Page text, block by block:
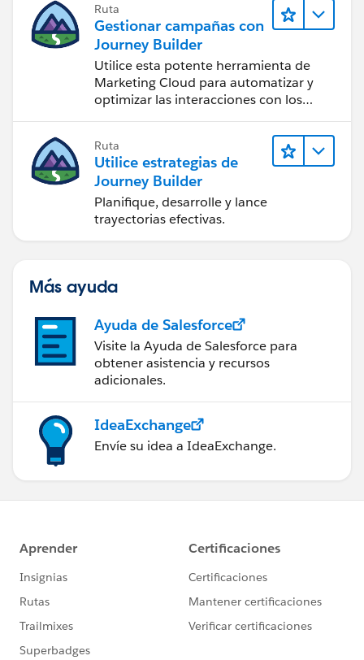
Ruta
Gestionar campañas con
Journey Builder
Utilice esta potente herramienta de
Marketing Cloud para automatizar y
optimizar las interacciones con los
Ruta
Utilice estrategias de
Journey Builder
Planifique, desarrolle y lance
trayectorias efectivas.
Más ayuda
Ayuda de Salesforce
Visite la Ayuda de Salesforce para
obtener asistencia y recursos
adicionales.
IdeaExchange
Envíe su idea a IdeaExchange.